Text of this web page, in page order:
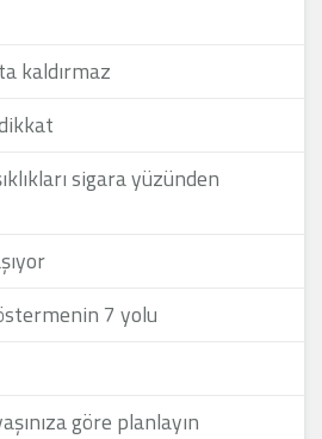
kaldırmaz
sigara yüzünden
7 yolu
göre planlayın